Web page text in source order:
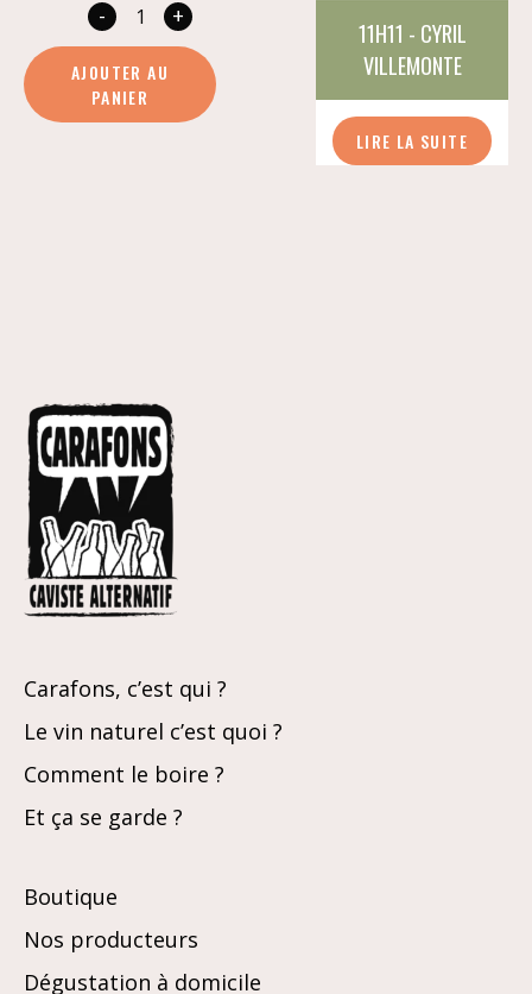
-
quantité
de
Aquastache
+
AJOUTER AU
PANIER
11H11 - CYRIL
VILLEMONTE
LIRE LA SUITE
Carafons, c’est qui ?
Le vin naturel c’est quoi ?
Comment le boire ?
Et ça se garde ?
Boutique
Nos producteurs
Dégustation à domicile